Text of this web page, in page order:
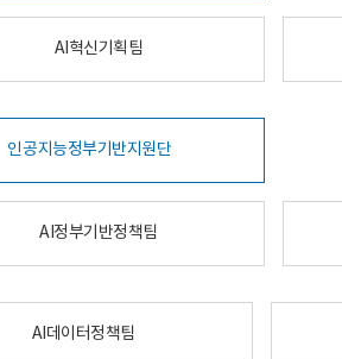
AI혁신기획팀
인공지능정부기반지원단
AI정부기반정책팀
AI데이터정책팀